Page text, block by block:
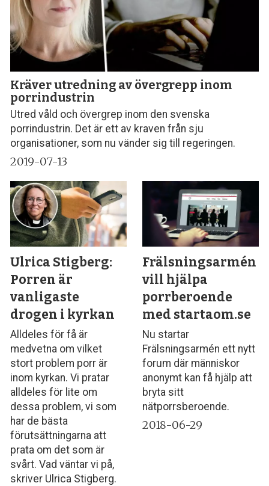
Kräver utredning av övergrepp inom
porrindustrin
Utred våld och övergrep inom den svenska
porrindustrin. Det är ett av kraven från sju
organisationer, som nu vänder sig till regeringen.
2019-07-13
Ulrica Stigberg:
Porren är
vanligaste
drogen i kyrkan
Alldeles för få är
medvetna om vilket
stort problem porr är
inom kyrkan. Vi pratar
alldeles för lite om
dessa problem, vi som
har de bästa
förutsättningarna att
prata om det som är
svårt. Vad väntar vi på,
skriver Ulrica Stigberg.
Frälsningsarmén
vill hjälpa
porrberoende
med startaom.se
Nu startar
Frälsningsarmén ett nytt
forum där människor
anonymt kan få hjälp att
bryta sitt
nätporrsberoende.
2018-06-29